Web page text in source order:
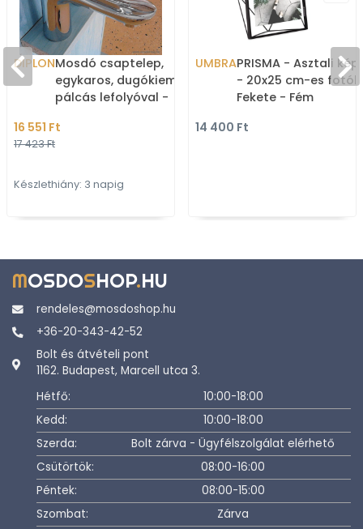
DIPLONMosdó csaptelep,
egykaros, dugókiemelő
pálcás lefolyóval -
16 551 Ft
17 423 Ft
Készlethiány: 3 napig
UMBRAPRISMA - Asztali
- 20x25 cm-es
Fekete - Fém
14 400 Ft
MOSDOSHOP.HU
rendeles@mosdoshop.hu
+36-20-343-42-52
Bolt és átvételi pont
1162. Budapest, Marcell utca 3.
Hétfő:
10:00-18:00
Kedd:
10:00-18:00
Szerda:
Bolt zárva - Ügyfélszolgálat elérhető
Csütörtök:
08:00-16:00
Péntek:
08:00-15:00
Szombat:
Zárva